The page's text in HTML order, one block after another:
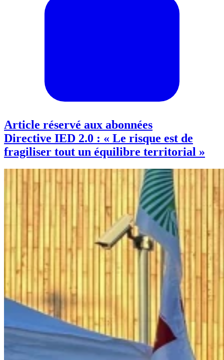
Article réservé aux abonnées
Directive IED 2.0 : « Le risque est de
fragiliser tout un équilibre territorial »